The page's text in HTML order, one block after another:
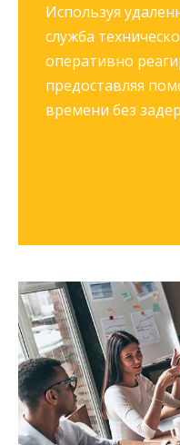
Используя
служба
оперативно
предоставляя
времени без